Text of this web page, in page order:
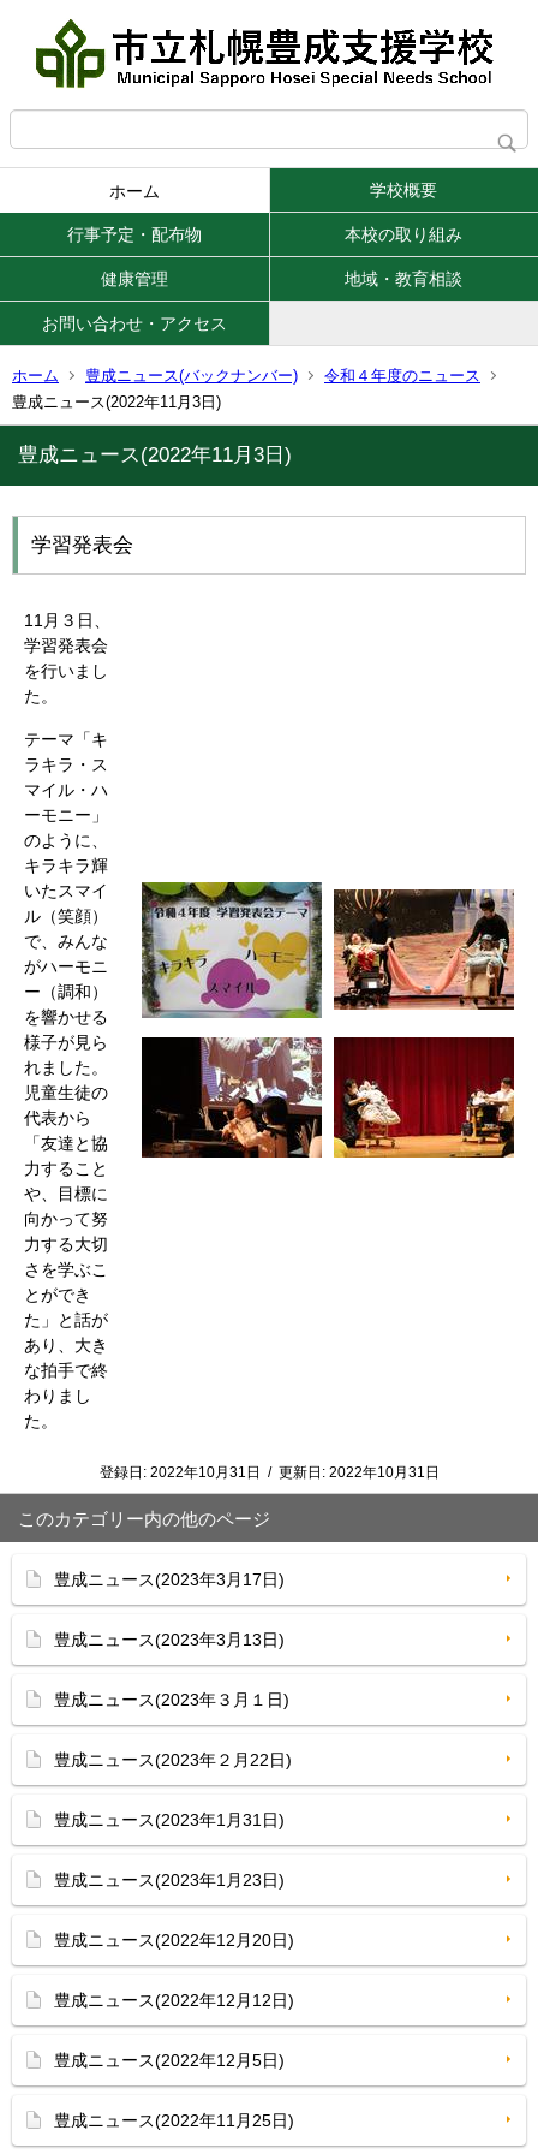
ホーム 学校概要
行事予定・配布物 本校の取り組み
健康管理 地域・教育相談
お問い合わせ・アクセス
ホーム 豊成ニュース(バックナンバー)
令和４年度のニュース
豊成ニュース(2022年11月3日)
豊成ニュース(2022年11月3日)
学習発表会
11月３日、
学習発表会
を行いまし
た。
テーマ「キ
ラキラ・ス
マイル・ハ
ーモニー」
のように、
キラキラ輝
いたスマイ
ル（笑顔）
で、みんな
がハーモニ
ー（調和）
を響かせる
様子が見ら
れました。
児童生徒の
代表から
「友達と協
力すること
や、目標に
向かって努
力する大切
さを学ぶこ
とができ
た」と話が
あり、大き
な拍手で終
わりまし
た。
登録日: 2022年10月31日 / 更新日: 2022年10月31日
このカテゴリー内の他のページ
豊成ニュース(2023年3月17日)
豊成ニュース(2023年3月13日)
豊成ニュース(2023年３月１日)
豊成ニュース(2023年２月22日)
豊成ニュース(2023年1月31日)
豊成ニュース(2023年1月23日)
豊成ニュース(2022年12月20日)
豊成ニュース(2022年12月12日)
豊成ニュース(2022年12月5日)
豊成ニュース(2022年11月25日)